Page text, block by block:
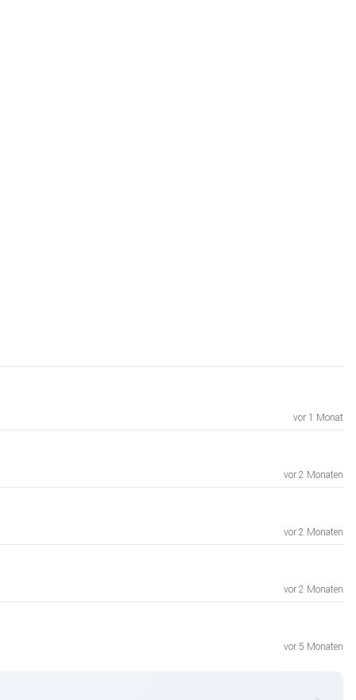
vor 1 Monat
vor 2 Monaten
vor 2 Monaten
vor 2 Monaten
vor 5 Monaten